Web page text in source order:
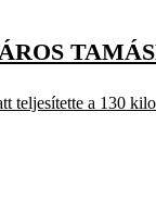
teljesítette a 130